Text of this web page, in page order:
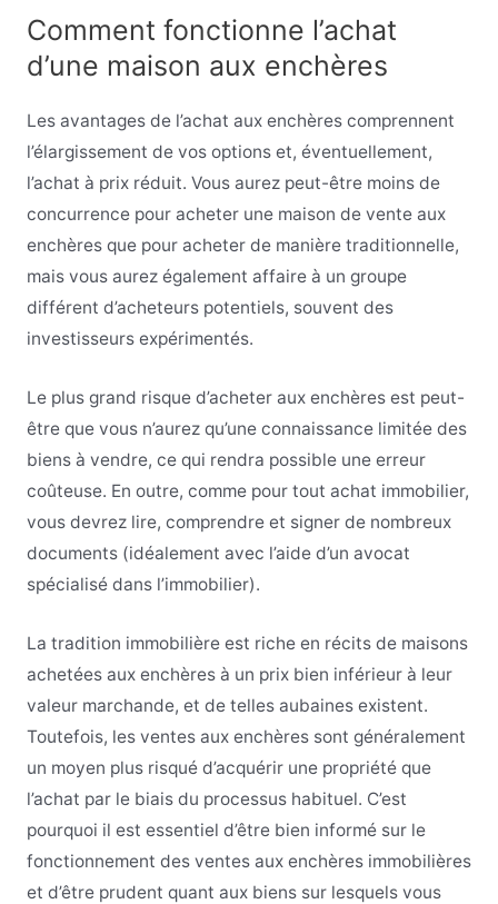
Comment fonctionne l’achat
d’une maison aux enchères
Les avantages de l’achat aux enchères comprennent
l’élargissement de vos options et, éventuellement,
l’achat à prix réduit. Vous aurez peut-être moins de
concurrence pour acheter une maison de vente aux
enchères que pour acheter de manière traditionnelle,
mais vous aurez également affaire à un groupe
différent d’acheteurs potentiels, souvent des
investisseurs expérimentés.
Le plus grand risque d’acheter aux enchères est peut-
être que vous n’aurez qu’une connaissance limitée des
biens à vendre, ce qui rendra possible une erreur
coûteuse. En outre, comme pour tout achat immobilier,
vous devrez lire, comprendre et signer de nombreux
documents (idéalement avec l’aide d’un avocat
spécialisé dans l’immobilier).
La tradition immobilière est riche en récits de maisons
achetées aux enchères à un prix bien inférieur à leur
valeur marchande, et de telles aubaines existent.
Toutefois, les ventes aux enchères sont généralement
un moyen plus risqué d’acquérir une propriété que
l’achat par le biais du processus habituel. C’est
pourquoi il est essentiel d’être bien informé sur le
fonctionnement des ventes aux enchères immobilières
et d’être prudent quant aux biens sur lesquels vous